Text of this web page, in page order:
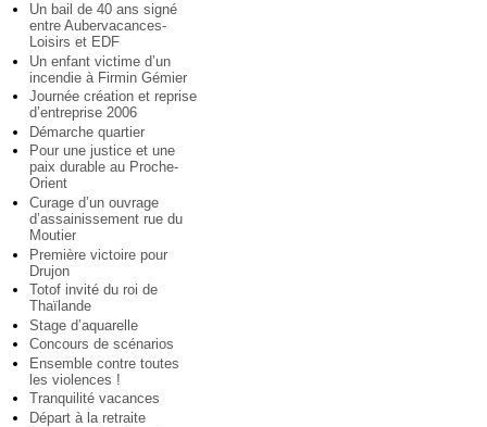
Un bail de 40 ans signé
entre Aubervacances-
Loisirs et EDF
Un enfant victime d’un
incendie à Firmin Gémier
Journée création et reprise
d’entreprise 2006
Démarche quartier
Pour une justice et une
paix durable au Proche-
Orient
Curage d’un ouvrage
d’assainissement rue du
Moutier
Première victoire pour
Drujon
Totof invité du roi de
Thaïlande
Stage d’aquarelle
Concours de scénarios
Ensemble contre toutes
les violences !
Tranquilité vacances
Départ à la retraite